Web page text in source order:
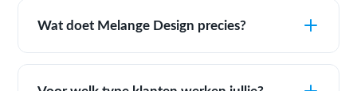
Wat doet Melange Design precies?